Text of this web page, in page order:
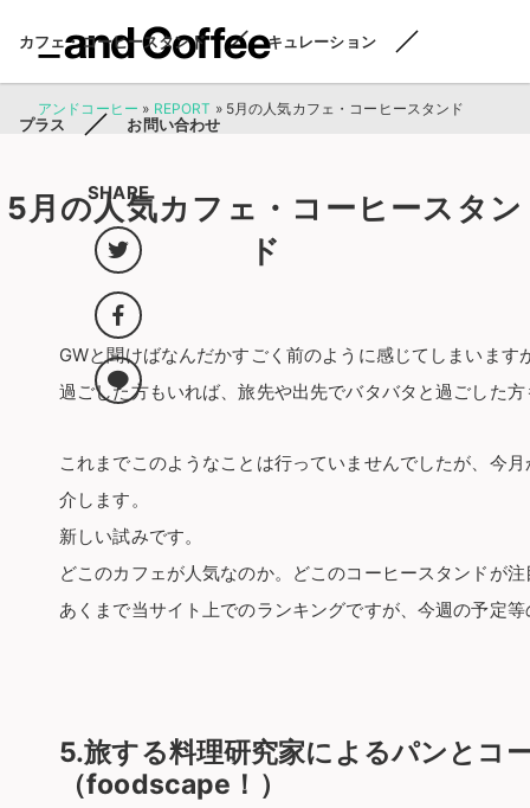
カフェ・コーヒースタンド キュレーション
プラス お問い合わせ
アンドコーヒー » REPORT » 5月の人気カフェ・コーヒースタンド
5月の人気カフェ・コーヒースタン
ド
SHARE
GWと聞けばなんだかすごく前のように感じてしまいま
過ごした方もいれば、旅先や出先でバタバタと過ごした
これまでこのようなことは行っていませんでしたが、今
介します。
新しい試みです。
どこのカフェが人気なのか。どこのコーヒースタンドが
あくまで当サイト上でのランキングですが、今週の予定
5.旅する料理研究家によるパンとコ
（foodscape！）